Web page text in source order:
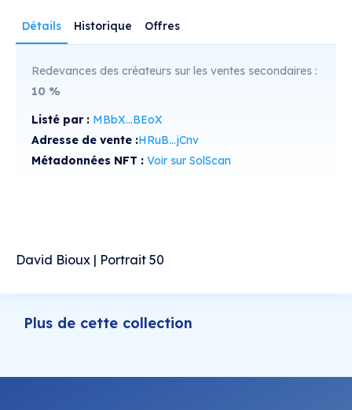
Détails Historique Offres
Redevances des créateurs sur les ventes secondaires :
10 %
Listé par : MBbX...BEoX
Adresse de vente :HRuB...jCnv
Métadonnées NFT : Voir sur SolScan
David Bioux | Portrait 50
Plus de cette collection